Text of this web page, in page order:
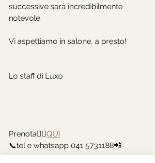
successive sarà incredibilmente
notevole.
Vi aspettiamo in salone, a presto!
Lo staff di Luxo
Prenota👉🏻QUI
📞tel e whatsapp 041 5731188📲